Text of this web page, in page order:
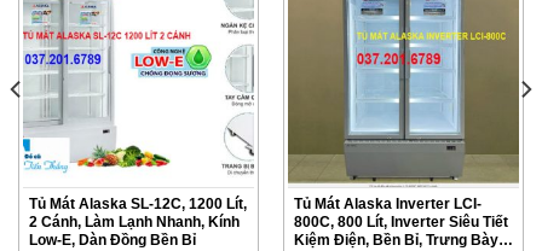
Tủ Mát Alaska SL-12C, 1200 Lít,
2 Cánh, Làm Lạnh Nhanh, Kính
Low-E, Dàn Đồng Bền Bỉ
Tủ Mát Alaska Inverter LCI-
800C, 800 Lít, Inverter Siêu Tiết
Kiệm Điện, Bền Bỉ, Trưng Bày